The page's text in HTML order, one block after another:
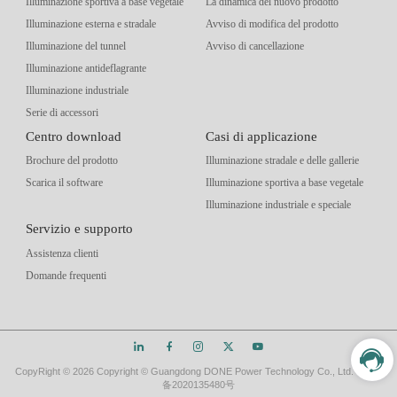
Illuminazione esterna e stradale
Illuminazione del tunnel
Illuminazione antideflagrante
Illuminazione industriale
Serie di accessori
Avviso di modifica del prodotto
Avviso di cancellazione
Centro download
Brochure del prodotto
Scarica il software
Casi di applicazione
Illuminazione stradale e delle gallerie
Illuminazione sportiva a base vegetale
Illuminazione industriale e speciale
Servizio e supporto
Assistenza clienti
Domande frequenti
CopyRight © 2026 Copyright © Guangdong DONE Power Technology Co., Ltd. 粤ICP
备2020135480号